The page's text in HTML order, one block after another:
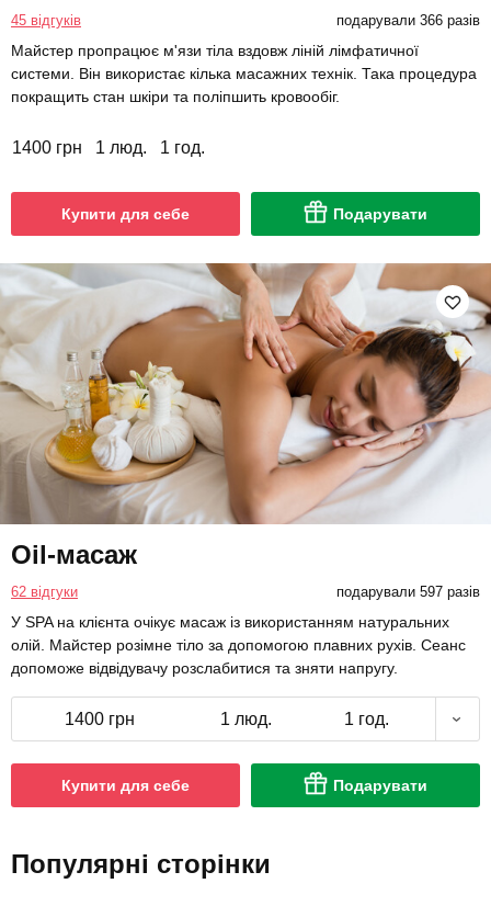
45 відгуків подарували 366 разів
Майстер пропрацює м'язи тіла вздовж ліній лімфатичної
системи. Він використає кілька масажних технік. Така процедура
покращить стан шкіри та поліпшить кровообіг.
1400 грн 1 люд. 1 год.
Купити для себе Подарувати
Oil-масаж
62 відгуки подарували 597 разів
У SPA на клієнта очікує масаж із використанням натуральних
олій. Майстер розімне тіло за допомогою плавних рухів. Сеанс
допоможе відвідувачу розслабитися та зняти напругу.
1400 грн 1 люд. 1 год.
Купити для себе Подарувати
Популярні сторінки